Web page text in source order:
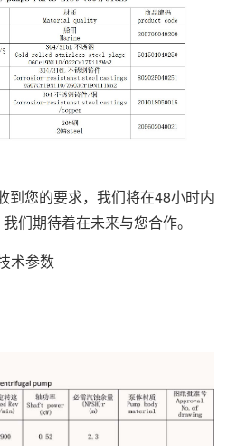
到您的要求，我们将在48小时内
们期待着在未来与您合作。
术参数